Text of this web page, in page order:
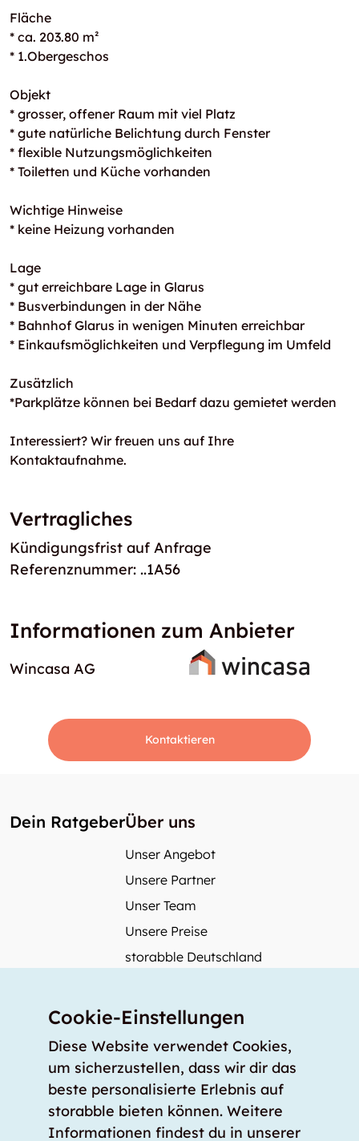
Fläche
* ca. 203.80 m²
* 1.Obergeschos
Objekt
* grosser, offener Raum mit viel Platz
* gute natürliche Belichtung durch Fenster
* flexible Nutzungsmöglichkeiten
* Toiletten und Küche vorhanden
Wichtige Hinweise
* keine Heizung vorhanden
Lage
* gut erreichbare Lage in Glarus
* Busverbindungen in der Nähe
* Bahnhof Glarus in wenigen Minuten erreichbar
* Einkaufsmöglichkeiten und Verpflegung im Umfeld
Zusätzlich
*Parkplätze können bei Bedarf dazu gemietet werden
Interessiert? Wir freuen uns auf Ihre
Kontaktaufnahme.
Vertragliches
Kündigungsfrist auf Anfrage
Referenznummer: ..1A56
Informationen zum Anbieter
Wincasa AG
Kontaktieren
Dein RatgeberÜber uns
Unser Angebot
Unsere Partner
Unser Team
Unsere Preise
storabble Deutschland
Mehr über storabble
Medienbeiträge
Wie gross muss ein Lagerraum sein?
Was kostet ein Lagerraum?
Cookie-Einstellungen
Diese Website verwendet Cookies,
um sicherzustellen, dass wir dir das
beste personalisierte Erlebnis auf
storabble bieten können. Weitere
Informationen findest du in unserer